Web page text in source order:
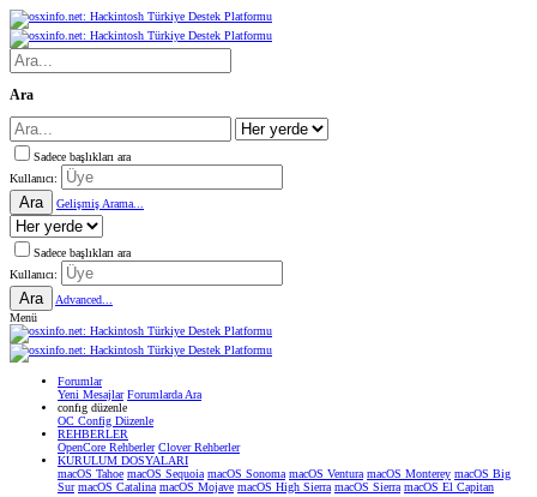
Ara
Sadece başlıkları ara
Kullanıcı:
Ara Gelişmiş Arama...
Sadece başlıkları ara
Kullanıcı:
Ara
Advanced...
Menü
Forumlar
Yeni Mesajlar Forumlarda Ara
confıg düzenle
OC Config Düzenle
REHBERLER
OpenCore Rehberler Clover Rehberler
KURULUM DOSYALARI
macOS Tahoe macOS Sequoia macOS Sonoma macOS Ventura macOS Monterey macOS Big
Sur macOS Catalina macOS Mojave macOS High Sierra macOS Sierra macOS El Capitan